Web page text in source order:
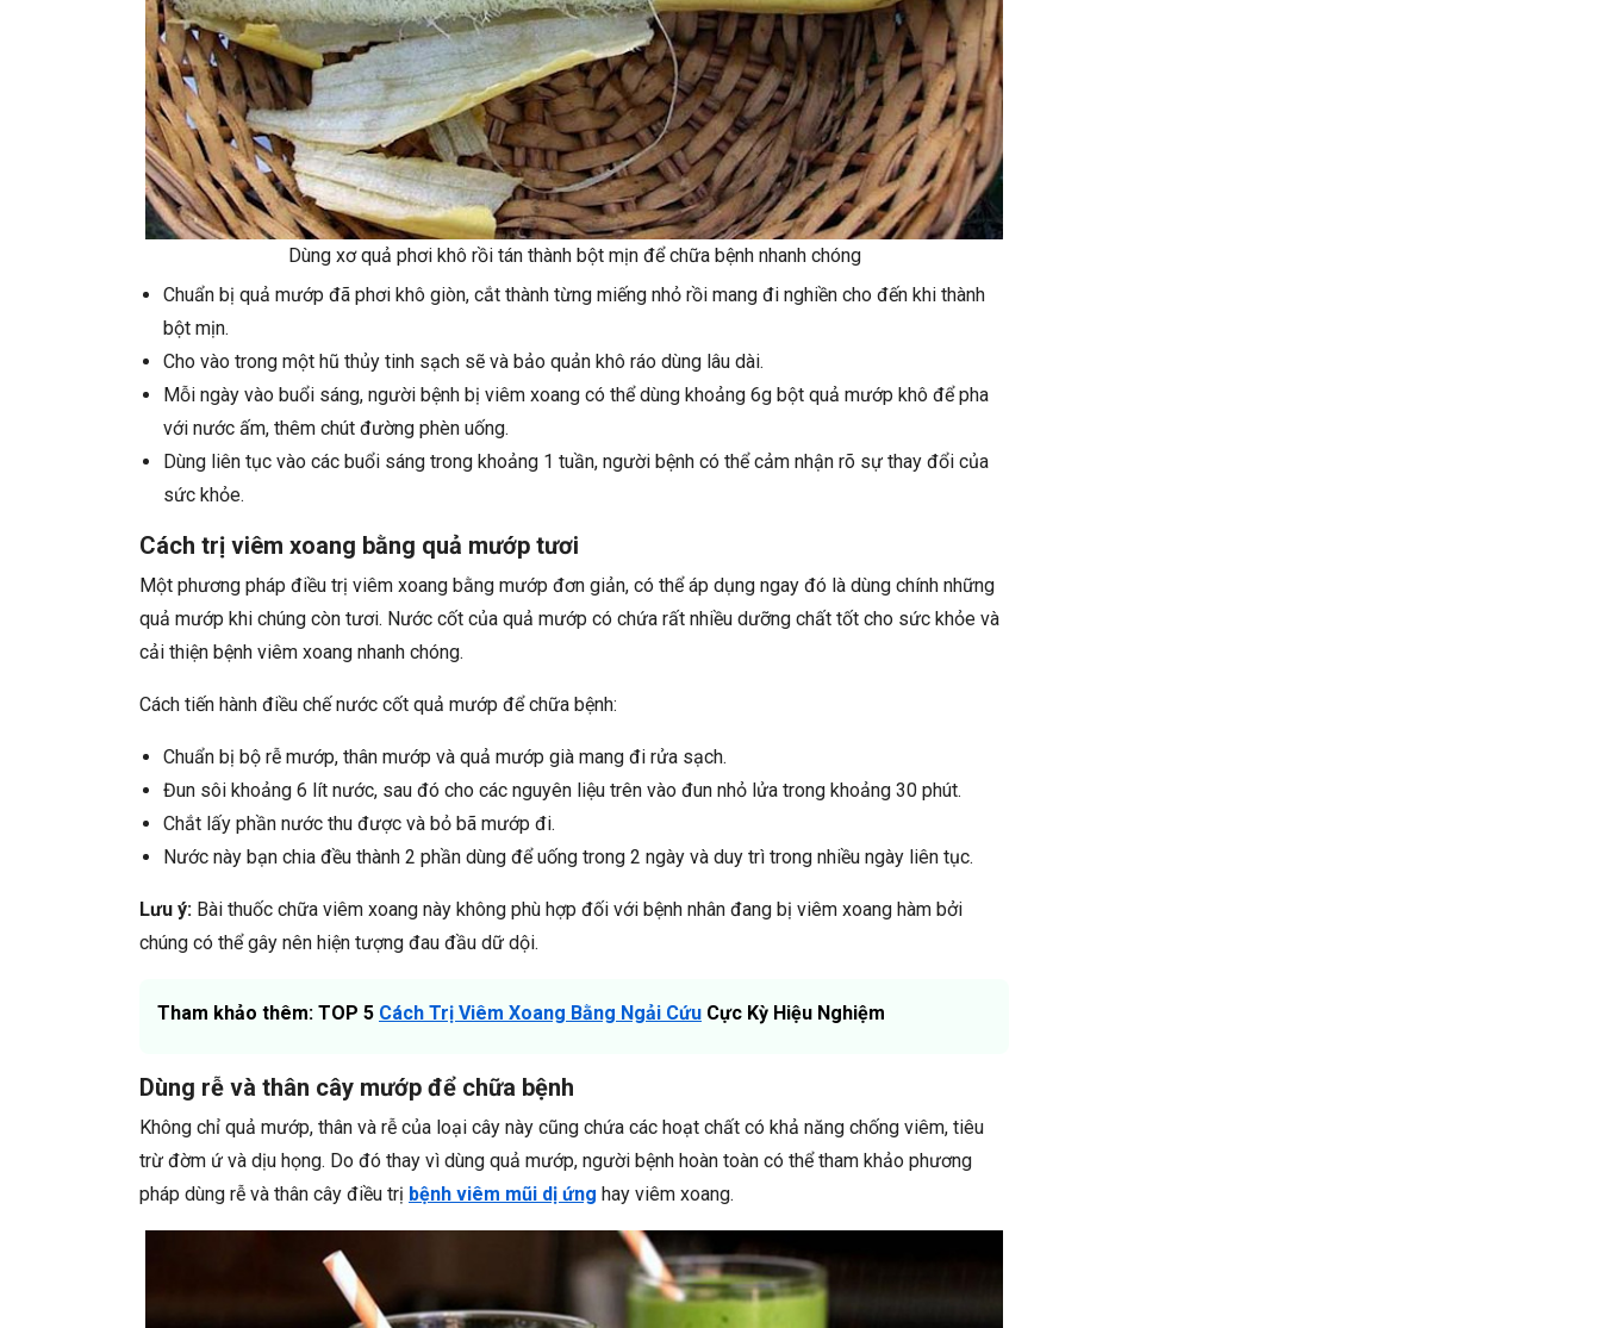
Dùng xơ quả phơi khô rồi tán thành bột mịn để chữa bệnh nhanh chóng
Chuẩn bị quả mướp đã phơi khô giòn, cắt thành từng miếng nhỏ rồi mang đi nghiền cho đến khi thành
bột mịn.
Cho vào trong một hũ thủy tinh sạch sẽ và bảo quản khô ráo dùng lâu dài.
Mỗi ngày vào buổi sáng, người bệnh bị viêm xoang có thể dùng khoảng 6g bột quả mướp khô để pha
với nước ấm, thêm chút đường phèn uống.
Dùng liên tục vào các buổi sáng trong khoảng 1 tuần, người bệnh có thể cảm nhận rõ sự thay đổi của
sức khỏe.
Cách trị viêm xoang bằng quả mướp tươi
Một phương pháp điều trị viêm xoang bằng mướp đơn giản, có thể áp dụng ngay đó là dùng chính những
quả mướp khi chúng còn tươi. Nước cốt của quả mướp có chứa rất nhiều dưỡng chất tốt cho sức khỏe và
cải thiện bệnh viêm xoang nhanh chóng.
Cách tiến hành điều chế nước cốt quả mướp để chữa bệnh:
Chuẩn bị bộ rễ mướp, thân mướp và quả mướp già mang đi rửa sạch.
Đun sôi khoảng 6 lít nước, sau đó cho các nguyên liệu trên vào đun nhỏ lửa trong khoảng 30 phút.
Chắt lấy phần nước thu được và bỏ bã mướp đi.
Nước này bạn chia đều thành 2 phần dùng để uống trong 2 ngày và duy trì trong nhiều ngày liên tục.
Lưu ý: Bài thuốc chữa viêm xoang này không phù hợp đối với bệnh nhân đang bị viêm xoang hàm bởi
chúng có thể gây nên hiện tượng đau đầu dữ dội.
Tham khảo thêm: TOP 5 Cách Trị Viêm Xoang Bằng Ngải Cứu Cực Kỳ Hiệu Nghiệm
Dùng rễ và thân cây mướp để chữa bệnh
Không chỉ quả mướp, thân và rễ của loại cây này cũng chứa các hoạt chất có khả năng chống viêm, tiêu
trừ đờm ứ và dịu họng. Do đó thay vì dùng quả mướp, người bệnh hoàn toàn có thể tham khảo phương
pháp dùng rễ và thân cây điều trị bệnh viêm mũi dị ứng hay viêm xoang.